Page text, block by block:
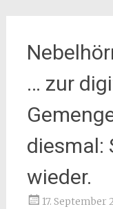
… zur
diesmal:
wieder.
17. September